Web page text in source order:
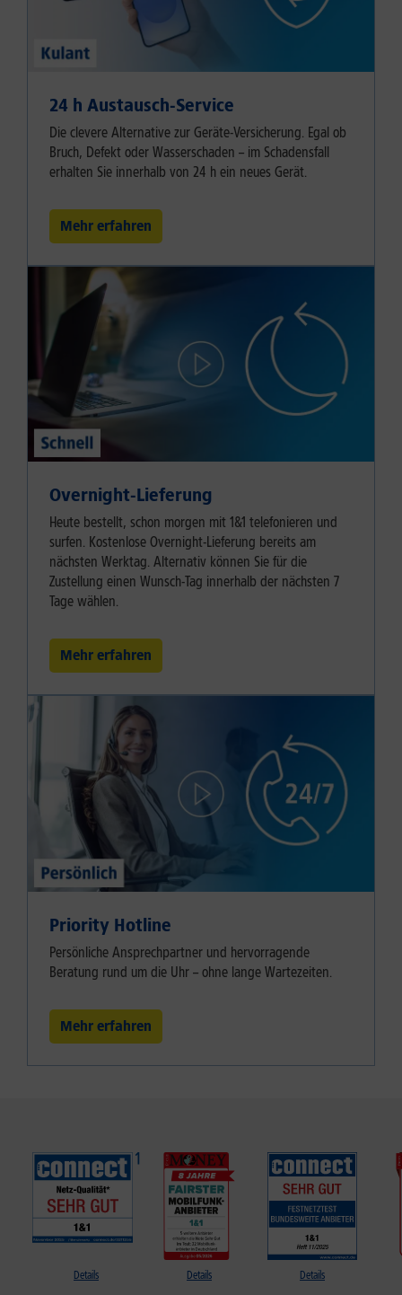
24 h Austausch-Service
Die clevere Alternative zur Geräte-Versicherung. Egal ob
Bruch, Defekt oder Wasserschaden – im Schadensfall
erhalten Sie innerhalb von 24 h ein neues Gerät.
Mehr erfahren
Overnight-Lieferung
Heute bestellt, schon morgen mit 1&1 telefonieren und
surfen. Kostenlose Overnight-Lieferung bereits am
nächsten Werktag. Alternativ können Sie für die
Zustellung einen Wunsch-Tag innerhalb der nächsten 7
Tage wählen.
Mehr erfahren
Priority Hotline
Persönliche Ansprechpartner und hervorragende
Beratung rund um die Uhr – ohne lange Wartezeiten.
Mehr erfahren
Details Details Details